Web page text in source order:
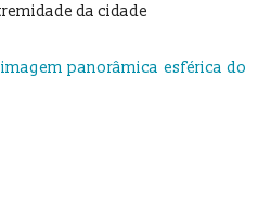
da cidade
panorâmica esférica do